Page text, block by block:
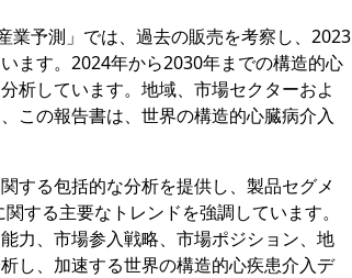
予測」では、過去の販売を考察し、2023
ます。2024年から2030年までの構造的心
析しています。地域、市場セクターおよ
この報告書は、世界の構造的心臓病介入
する包括的な分析を提供し、製品セグメ
する主要なトレンドを強調しています。
力、市場参入戦略、市場ポジション、地
し、加速する世界の構造的心疾患介入デ